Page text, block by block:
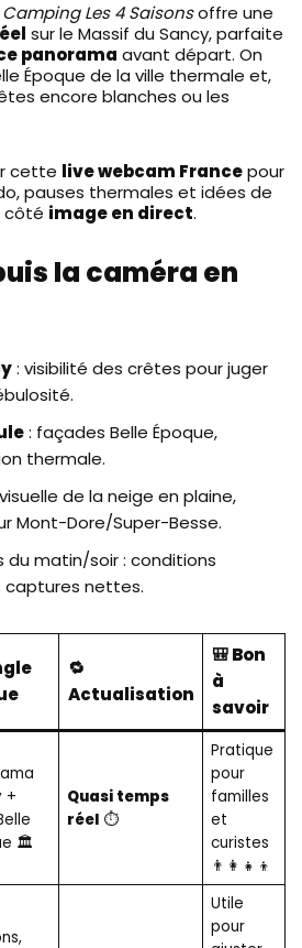
Camping Les 4 Saisonsoffre une
sur le Massif du Sancy, parfaite
panorama avant départ. On
Époque de la ville thermale et,
encore blanches ou les
cette live webcam Francepour
pauses thermales et idées de
côté image en direct.
la caméra en
: visibilité des crêtes pour juger
: façades Belle Époque,
thermale.
de la neige en plaine,
Mont-Dore/Super-Besse.
du matin/soir : conditions
nettes.
🔁
Actualisation
🎒 Bon
à
savoir
+
🏛️
Quasi temps
réel⏱️
Pratique
pour
familles
et
curistes
👨‍👩‍👧‍👦
Utile
pour